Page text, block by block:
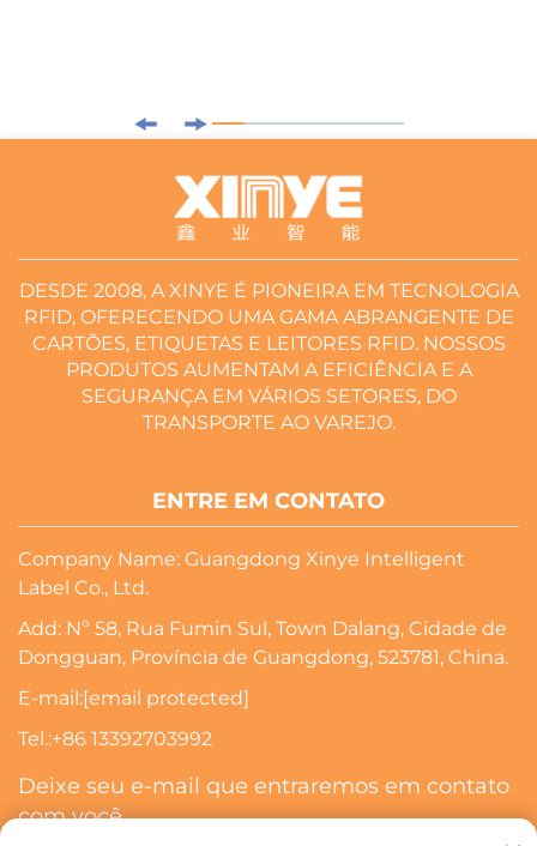
DESDE 2008, A XINYE É PIONEIRA EM TECNOLOGIA
RFID, OFERECENDO UMA GAMA ABRANGENTE DE
CARTÕES, ETIQUETAS E LEITORES RFID. NOSSOS
PRODUTOS AUMENTAM A EFICIÊNCIA E A
SEGURANÇA EM VÁRIOS SETORES, DO
TRANSPORTE AO VAREJO.
ENTRE EM CONTATO
Company Name: Guangdong Xinye Intelligent
Label Co., Ltd.
Add: Nº 58, Rua Fumin Sul, Town Dalang, Cidade de
Dongguan, Província de Guangdong, 523781, China.
E-mail:[email protected]
Tel.:+86 13392703992
Deixe seu e-mail que entraremos em contato
com você